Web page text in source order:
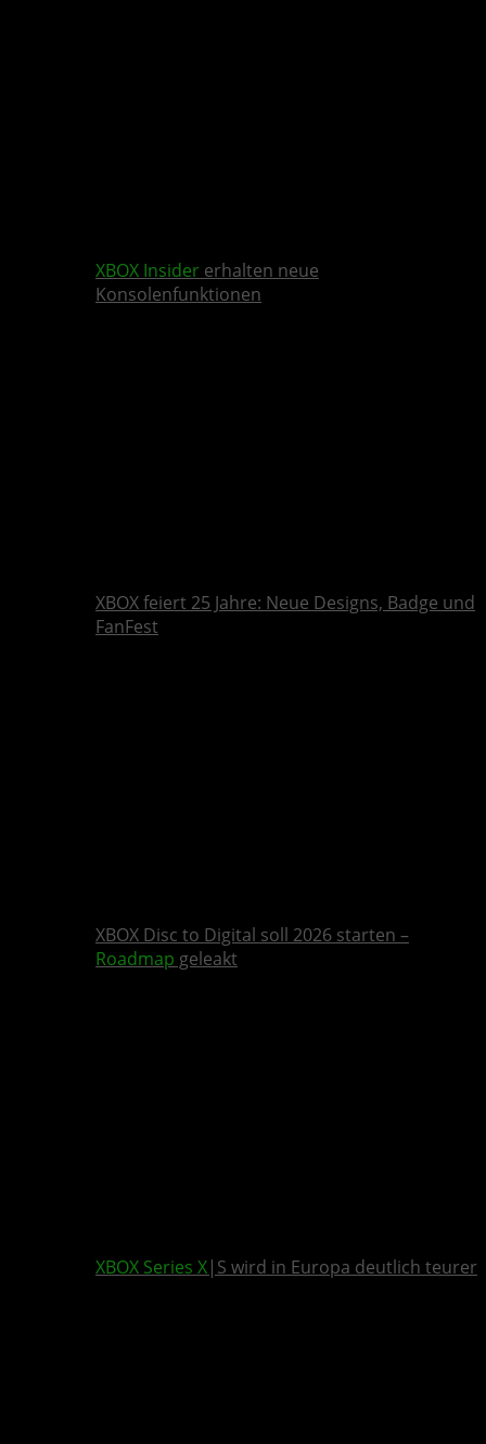
XBOX Insider erhalten neue
Konsolenfunktionen
XBOX feiert 25 Jahre: Neue Designs, Badge und
FanFest
XBOX Disc to Digital soll 2026 starten –
Roadmap geleakt
XBOX Series X|S wird in Europa deutlich teurer